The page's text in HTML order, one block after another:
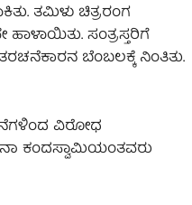
ತಮಿಳು ಚಿತ್ರರಂಗ
ಸಂತ್ರಸ್ತರಿಗೆ
ಬೆಂಬಲಕ್ಕೆ ನಿಂತಿತು.
ವಿರೋಧ
ಕಂದಸ್ವಾಮಿಯಂತವರು